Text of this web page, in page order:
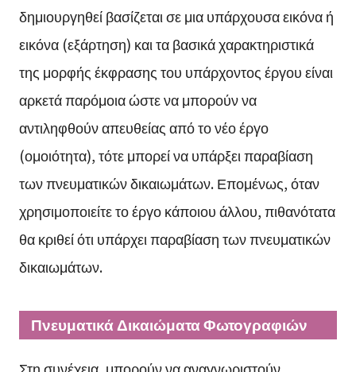
δημιουργηθεί βασίζεται σε μια υπάρχουσα εικόνα ή
εικόνα (εξάρτηση) και τα βασικά χαρακτηριστικά
της μορφής έκφρασης του υπάρχοντος έργου είναι
αρκετά παρόμοια ώστε να μπορούν να
αντιληφθούν απευθείας από το νέο έργο
(ομοιότητα), τότε μπορεί να υπάρξει παραβίαση
των πνευματικών δικαιωμάτων. Επομένως, όταν
χρησιμοποιείτε το έργο κάποιου άλλου, πιθανότατα
θα κριθεί ότι υπάρχει παραβίαση των πνευματικών
δικαιωμάτων.
Πνευματικά Δικαιώματα Φωτογραφιών